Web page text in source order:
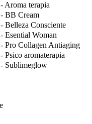
Aroma terapia
BB Cream
Belleza Consciente
Esential Woman
Pro Collagen Antiaging
Psico aromaterapia
Sublimeglow